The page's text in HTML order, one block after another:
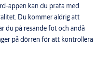
appen kan du prata med
Du kommer aldrig att
du på resande fot och ändå
på dörren för att kontrollera